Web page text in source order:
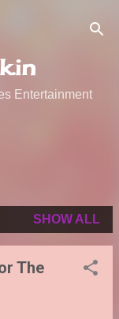
Entertainment
SHOW ALL
The